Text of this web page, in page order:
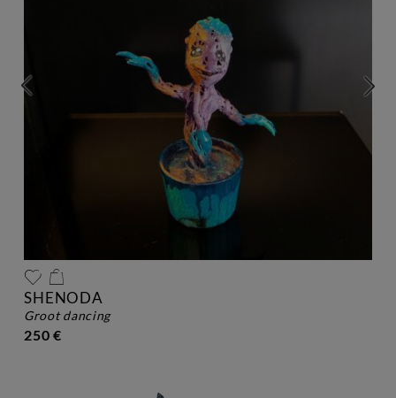
SHENODA
groot dancing
250 €